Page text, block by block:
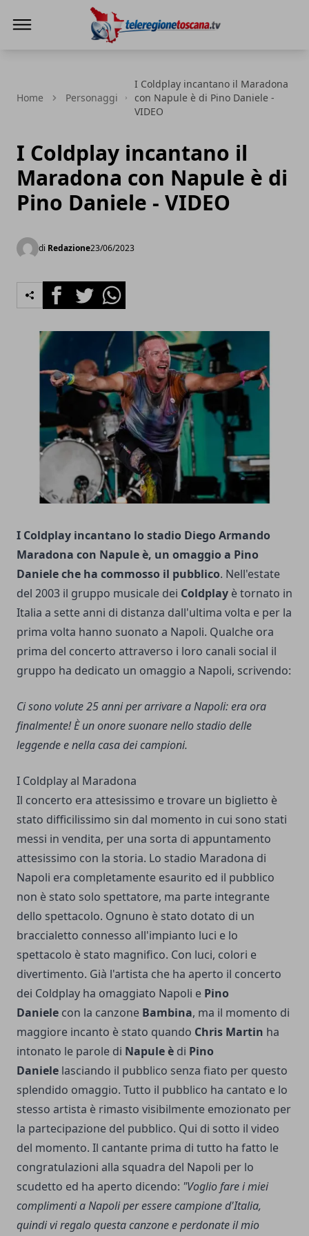
Home Personaggi
I Coldplay incantano il Maradona
con Napule è di Pino Daniele -
VIDEO
I Coldplay incantano il
Maradona con Napule è di
Pino Daniele - VIDEO
di Redazione23/06/2023
FacebookTwitterWhatsapp
I Coldplay incantano lo stadio Diego Armando
Maradona con Napule è, un omaggio a Pino
Danieleche ha commosso il pubblico. Nell'estate
del 2003 il gruppo musicale dei Coldplay è tornato in
Italia a sette anni di distanza dall'ultima volta e per la
prima volta hanno suonato a Napoli. Qualche ora
prima del concerto attraverso i loro canali social il
gruppo ha dedicato un omaggio a Napoli, scrivendo:
Ci sono volute 25 anni per arrivare a Napoli: era ora
finalmente! È un onore suonare nello stadio delle
leggende e nella casa dei campioni.
I Coldplay al Maradona
Il concerto era attesissimo e trovare un biglietto è
stato difficilissimo sin dal momento in cui sono stati
messi in vendita, per una sorta di appuntamento
attesissimo con la storia. Lo stadio Maradona di
Napoli era completamente esaurito ed il pubblico
non è stato solo spettatore, ma parte integrante
dello spettacolo. Ognuno è stato dotato di un
braccialetto connesso all'impianto luci e lo
spettacolo è stato magnifico. Con luci, colori e
divertimento. Già l'artista che ha aperto il concerto
dei Coldplay ha omaggiato Napoli e Pino
Daniele con la canzone Bambina, ma il momento di
maggiore incanto è stato quando Chris Martin ha
intonato le parole di Napule è di Pino
Daniele lasciando il pubblico senza fiato per questo
splendido omaggio. Tutto il pubblico ha cantato e lo
stesso artista è rimasto visibilmente emozionato per
la partecipazione del pubblico. Qui di sotto il video
del momento. Il cantante prima di tutto ha fatto le
congratulazioni alla squadra del Napoli per lo
scudetto ed ha aperto dicendo: "Voglio fare i miei
complimenti a Napoli per essere campione d'Italia,
quindi vi regalo questa canzone e perdonate il mio